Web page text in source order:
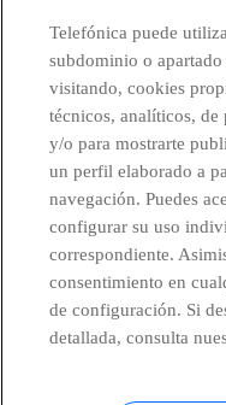
Telefónica en redes
Canal de Denuncias
Centro Global
Telefónica puede
subdominio o
visitando, cookies
técnicos, analíticos, de
y/o para mostrarte
un perfil elaborado a
navegación. Puedes
configurar su uso
correspondiente.
consentimiento en
de configuración. Si
detallada, consulta